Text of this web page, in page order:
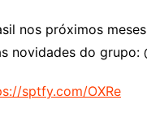
nos próximos
novidades do grupo:
sptfy.com/OXRe